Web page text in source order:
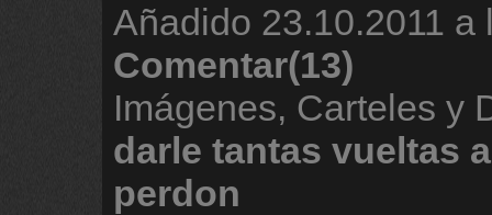
Añadido 23.10.2011 a
Comentar(13)
Imágenes, Carteles y
darle tantas vueltas
perdon